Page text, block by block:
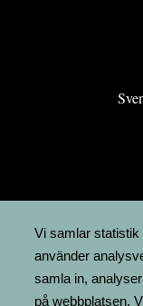
Vi samlar statistik
använder
samla in,
på webbplatsen.